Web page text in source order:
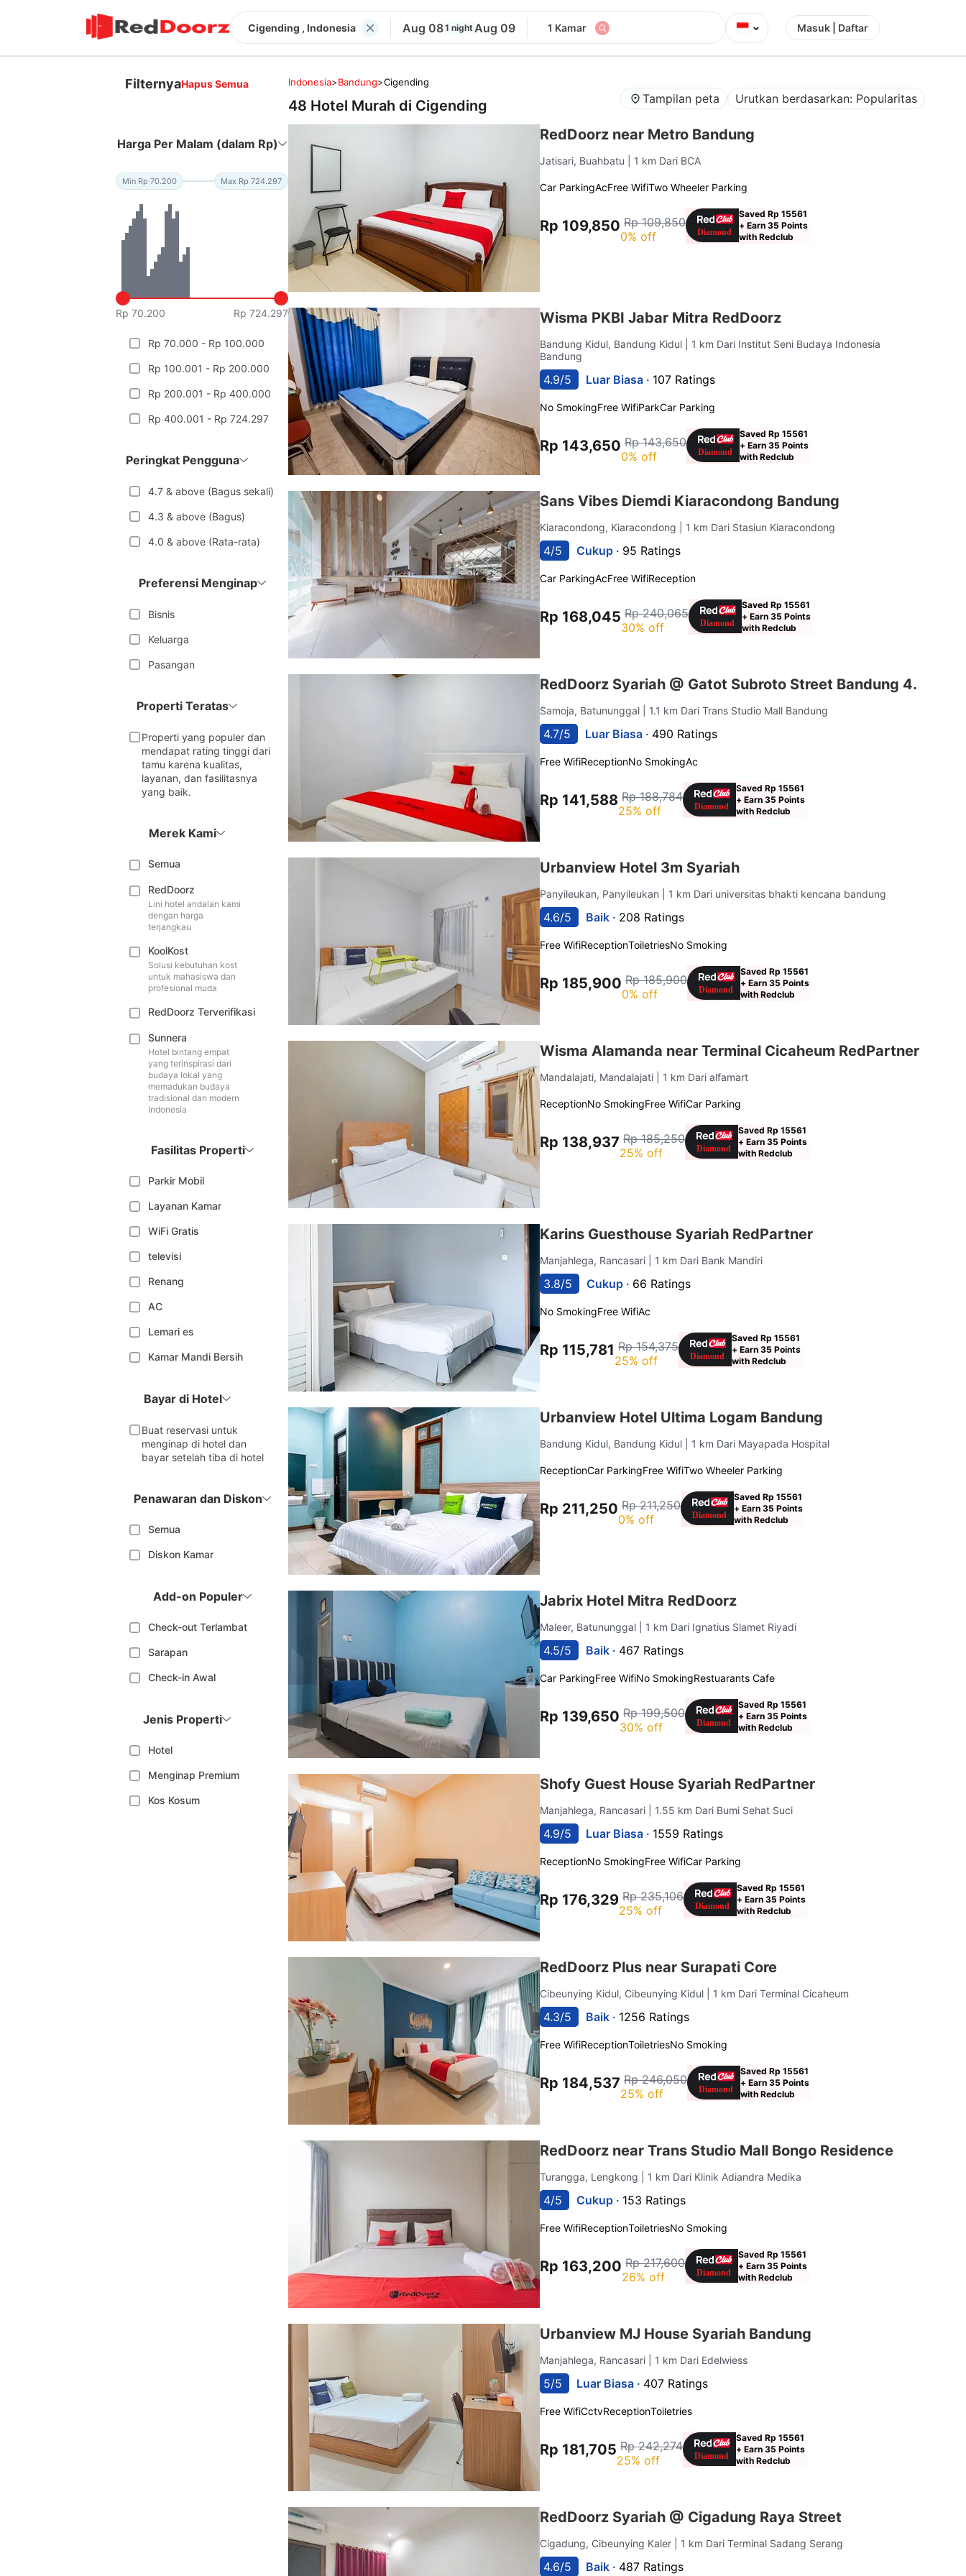
Cigending , Indonesia Aug 081 night Aug 09 1 Kamar ⌄ Masuk | Daftar
FilternyaHapus Semua
Harga Per Malam (dalam Rp)
Min Rp 70.200 Max Rp 724.297
Rp 70.200 Rp 724.297
Rp 70.000 - Rp 100.000
Rp 100.001 - Rp 200.000
Rp 200.001 - Rp 400.000
Rp 400.001 - Rp 724.297
Peringkat Pengguna
4.7 & above (Bagus sekali)
4.3 & above (Bagus)
4.0 & above (Rata-rata)
Preferensi Menginap
Bisnis
Keluarga
Pasangan
Properti Teratas
Properti yang populer dan
mendapat rating tinggi dari
tamu karena kualitas,
layanan, dan fasilitasnya
yang baik.
Merek Kami
Semua
RedDoorz
Lini hotel andalan kami
dengan harga
terjangkau
KoolKost
Solusi kebutuhan kost
untuk mahasiswa dan
profesional muda
RedDoorz Terverifikasi
Sunnera
Hotel bintang empat
yang terinspirasi dari
budaya lokal yang
memadukan budaya
tradisional dan modern
Indonesia
Fasilitas Properti
Parkir Mobil
Layanan Kamar
WiFi Gratis
televisi
Renang
AC
Lemari es
Kamar Mandi Bersih
Bayar di Hotel
Buat reservasi untuk
menginap di hotel dan
bayar setelah tiba di hotel
Penawaran dan Diskon
Semua
Diskon Kamar
Add-on Populer
Check-out Terlambat
Sarapan
Check-in Awal
Jenis Properti
Hotel
Menginap Premium
Kos Kosum
Indonesia>Bandung>Cigending
48 Hotel Murah di Cigending Tampilan peta Urutkan berdasarkan: Popularitas
RedDoorz near Metro Bandung
Jatisari, Buahbatu | 1 km Dari BCA
Car ParkingAcFree WifiTwo Wheeler Parking
Rp 109,850 Rp 109,850
0% off
Saved Rp 15561
+ Earn 35 Points
with Redclub
Wisma PKBI Jabar Mitra RedDoorz
Bandung Kidul, Bandung Kidul
| 1 km Dari Institut Seni Budaya Indonesia
Bandung
4.9/5 Luar Biasa · 107 Ratings
No SmokingFree WifiParkCar Parking
Rp 143,650 Rp 143,650
0% off
Saved Rp 15561
+ Earn 35 Points
with Redclub
Sans Vibes Diemdi Kiaracondong Bandung
Kiaracondong, Kiaracondong | 1 km Dari Stasiun Kiaracondong
4/5 Cukup · 95 Ratings
Car ParkingAcFree WifiReception
Rp 168,045 Rp 240,065
30% off
Saved Rp 15561
+ Earn 35 Points
with Redclub
RedDoorz Syariah @ Gatot Subroto Street Bandung 4.
Samoja, Batununggal | 1.1 km Dari Trans Studio Mall Bandung
4.7/5 Luar Biasa · 490 Ratings
Free WifiReceptionNo SmokingAc
Rp 141,588 Rp 188,784
25% off
Saved Rp 15561
+ Earn 35 Points
with Redclub
Urbanview Hotel 3m Syariah
Panyileukan, Panyileukan | 1 km Dari universitas bhakti kencana bandung
4.6/5 Baik · 208 Ratings
Free WifiReceptionToiletriesNo Smoking
Rp 185,900 Rp 185,900
0% off
Saved Rp 15561
+ Earn 35 Points
with Redclub
Wisma Alamanda near Terminal Cicaheum RedPartner
Mandalajati, Mandalajati | 1 km Dari alfamart
ReceptionNo SmokingFree WifiCar Parking
Rp 138,937 Rp 185,250
25% off
Saved Rp 15561
+ Earn 35 Points
with Redclub
Karins Guesthouse Syariah RedPartner
Manjahlega, Rancasari | 1 km Dari Bank Mandiri
3.8/5 Cukup · 66 Ratings
No SmokingFree WifiAc
Rp 115,781 Rp 154,375
25% off
Saved Rp 15561
+ Earn 35 Points
with Redclub
Urbanview Hotel Ultima Logam Bandung
Bandung Kidul, Bandung Kidul | 1 km Dari Mayapada Hospital
ReceptionCar ParkingFree WifiTwo Wheeler Parking
Rp 211,250 Rp 211,250
0% off
Saved Rp 15561
+ Earn 35 Points
with Redclub
Jabrix Hotel Mitra RedDoorz
Maleer, Batununggal | 1 km Dari Ignatius Slamet Riyadi
4.5/5 Baik · 467 Ratings
Car ParkingFree WifiNo SmokingRestuarants Cafe
Rp 139,650 Rp 199,500
30% off
Saved Rp 15561
+ Earn 35 Points
with Redclub
Shofy Guest House Syariah RedPartner
Manjahlega, Rancasari | 1.55 km Dari Bumi Sehat Suci
4.9/5 Luar Biasa · 1559 Ratings
ReceptionNo SmokingFree WifiCar Parking
Rp 176,329 Rp 235,106
25% off
Saved Rp 15561
+ Earn 35 Points
with Redclub
RedDoorz Plus near Surapati Core
Cibeunying Kidul, Cibeunying Kidul | 1 km Dari Terminal Cicaheum
4.3/5 Baik · 1256 Ratings
Free WifiReceptionToiletriesNo Smoking
Rp 184,537 Rp 246,050
25% off
Saved Rp 15561
+ Earn 35 Points
with Redclub
RedDoorz near Trans Studio Mall Bongo Residence
Turangga, Lengkong | 1 km Dari Klinik Adiandra Medika
4/5 Cukup · 153 Ratings
Free WifiReceptionToiletriesNo Smoking
Rp 163,200 Rp 217,600
26% off
Saved Rp 15561
+ Earn 35 Points
with Redclub
Urbanview MJ House Syariah Bandung
Manjahlega, Rancasari | 1 km Dari Edelwiess
5/5 Luar Biasa · 407 Ratings
Free WifiCctvReceptionToiletries
Rp 181,705 Rp 242,274
25% off
Saved Rp 15561
+ Earn 35 Points
with Redclub
RedDoorz Syariah @ Cigadung Raya Street
Cigadung, Cibeunying Kaler | 1 km Dari Terminal Sadang Serang
4.6/5 Baik · 487 Ratings